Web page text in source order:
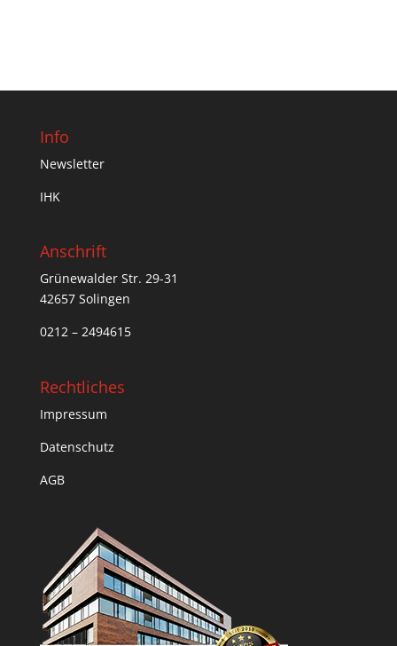
Info
Newsletter
IHK
Anschrift
Grünewalder Str. 29-31
42657 Solingen
0212 – 2494615
Rechtliches
Impressum
Datenschutz
AGB